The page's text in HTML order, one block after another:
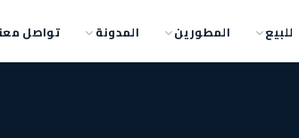
للبيع المطورين المدونة تواصل